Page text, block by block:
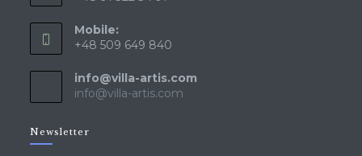
Mobile:
+48 509 649 840
info@villa-artis.com
info@villa-artis.com
Newsletter